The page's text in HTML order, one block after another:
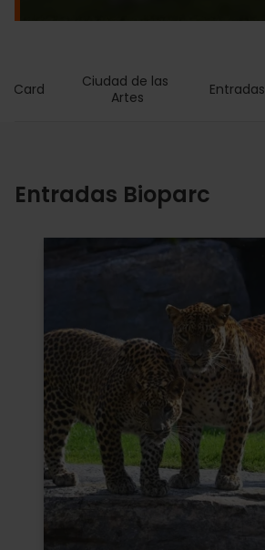
Card
Ciudad de las
Artes
Entradas
Entradas Bioparc